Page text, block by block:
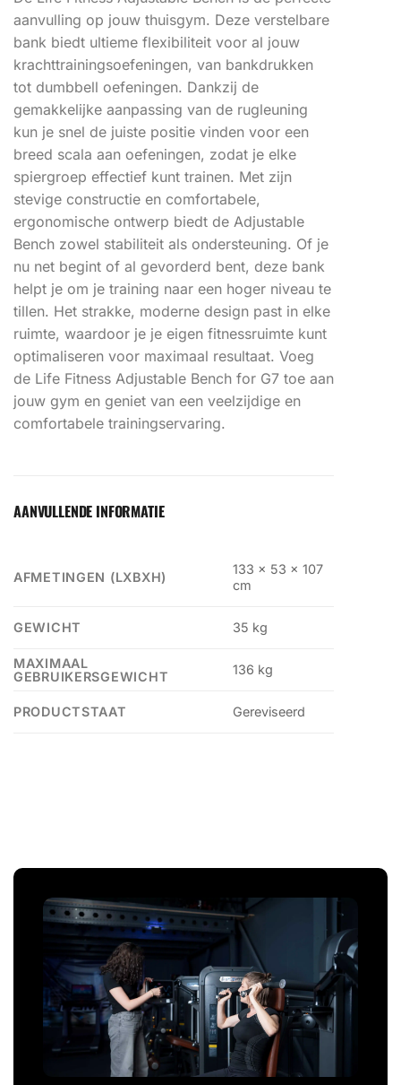
aanvulling op jouw thuisgym. Deze verstelbare
bank biedt ultieme flexibiliteit voor al jouw
krachttrainingsoefeningen, van bankdrukken
tot dumbbell oefeningen. Dankzij de
gemakkelijke aanpassing van de rugleuning
kun je snel de juiste positie vinden voor een
breed scala aan oefeningen, zodat je elke
spiergroep effectief kunt trainen. Met zijn
stevige constructie en comfortabele,
ergonomische ontwerp biedt de Adjustable
Bench zowel stabiliteit als ondersteuning. Of je
nu net begint of al gevorderd bent, deze bank
helpt je om je training naar een hoger niveau te
tillen. Het strakke, moderne design past in elke
ruimte, waardoor je je eigen fitnessruimte kunt
optimaliseren voor maximaal resultaat. Voeg
de Life Fitness Adjustable Bench for G7 toe aan
jouw gym en geniet van een veelzijdige en
comfortabele trainingservaring.
AANVULLENDE INFORMATIE
AFMETINGEN (LXBXH)
133 x 53 x 107
cm
GEWICHT 35 kg
MAXIMAAL
GEBRUIKERSGEWICHT
136 kg
PRODUCTSTAAT Gereviseerd